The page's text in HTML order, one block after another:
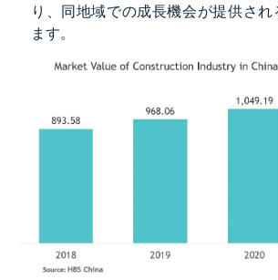
り、同地域での成長機会が提供さ
ます。